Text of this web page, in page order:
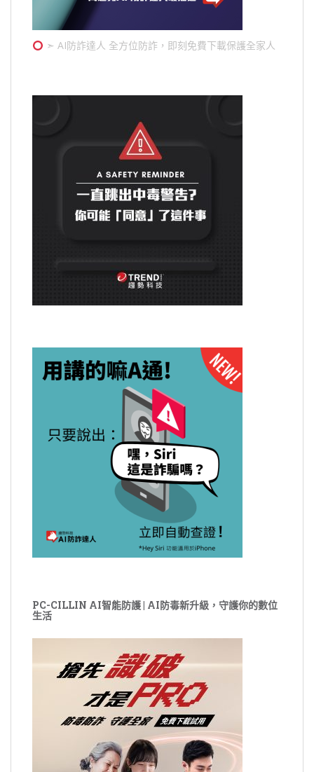
➣ AI防詐達人 全方位防詐，即刻免費下載保護全家人
PC-CILLIN AI智能防護 | AI防毒新升級，守護你的數位
生活